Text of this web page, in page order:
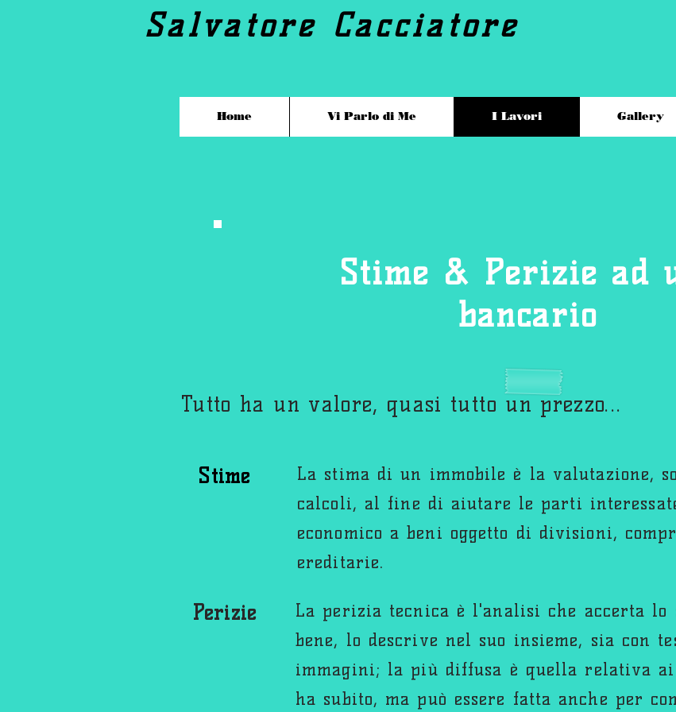
Salvatore Cacciatore
Home Vi Parlo di Me I Lavori Gallery
Stime & Perizie ad
bancario
Tutto ha un valore, quasi tutto un prezzo...
Stime
La stima di un immobile è la valutazione,
calcoli, al fine di aiutare le parti
economico a beni oggetto di divisioni,
ereditarie.
Perizie
La perizia tecnica è l'analisi che accerta lo
bene, lo descrive nel suo insieme, sia con
immagini; la più diffusa è quella relativa ai
ha subito, ma può essere fatta anche per